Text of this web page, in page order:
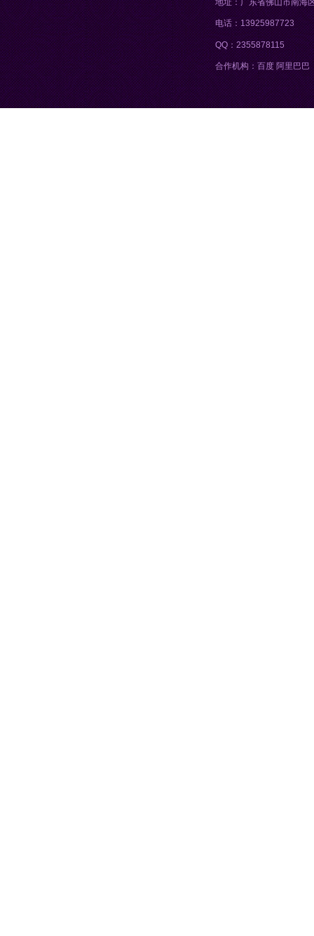
地址：广东省佛山市南海
电话：13925987723
QQ：2355878115
合作机构：百度 阿里巴巴